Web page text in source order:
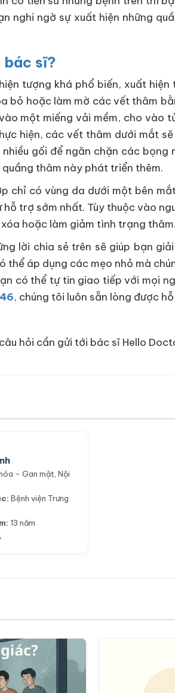
nghi ngờ sự xuất hiện những
bác sĩ?
tượng khá phổ biến, xuất
bỏ hoặc làm mờ các vết thâm
một miếng vải mềm, cho vào
hiện, các vết thâm dưới mắt
gối để ngăn chặn các
thâm này phát triển thêm.
chỉ có vùng da dưới một bên
trợ sớm nhất. Tùy thuộc vào
hoặc làm giảm tình trạng
lời chia sẻ trên sẽ giúp bạn
thể áp dụng các mẹo nhỏ mà
có thể tự tin giao tiếp với mọi
, chúng tôi luôn sẵn lòng được
hỏi cần gửi tới bác sĩ Hello
- Gan mật ,Nội
Bệnh viện Trưng
13 năm